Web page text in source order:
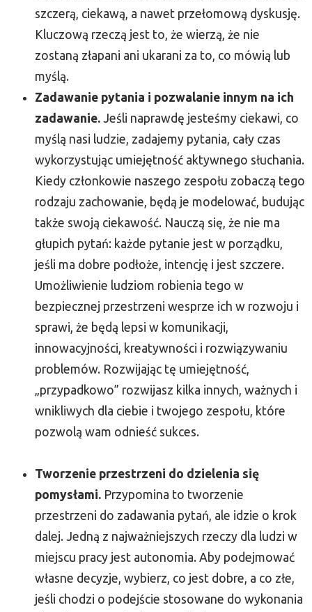
szczerą, ciekawą, a nawet przełomową dyskusję.
Kluczową rzeczą jest to, że wierzą, że nie
zostaną złapani ani ukarani za to, co mówią lub
myślą.
Zadawanie pytania i pozwalanie innym na ich
zadawanie. Jeśli naprawdę jesteśmy ciekawi, co
myślą nasi ludzie, zadajemy pytania, cały czas
wykorzystując umiejętność aktywnego słuchania.
Kiedy członkowie naszego zespołu zobaczą tego
rodzaju zachowanie, będą je modelować, budując
także swoją ciekawość. Nauczą się, że nie ma
głupich pytań: każde pytanie jest w porządku,
jeśli ma dobre podłoże, intencję i jest szczere.
Umożliwienie ludziom robienia tego w
bezpiecznej przestrzeni wesprze ich w rozwoju i
sprawi, że będą lepsi w komunikacji,
innowacyjności, kreatywności i rozwiązywaniu
problemów. Rozwijając tę ​​umiejętność,
„przypadkowo” rozwijasz kilka innych, ważnych i
wnikliwych dla ciebie i twojego zespołu, które
pozwolą wam odnieść sukces.
Tworzenie przestrzeni do dzielenia się
pomysłami. Przypomina to tworzenie
przestrzeni do zadawania pytań, ale idzie o krok
dalej. Jedną z najważniejszych rzeczy dla ludzi w
miejscu pracy jest autonomia. Aby podejmować
własne decyzje, wybierz, co jest dobre, a co złe,
jeśli chodzi o podejście stosowane do wykonania